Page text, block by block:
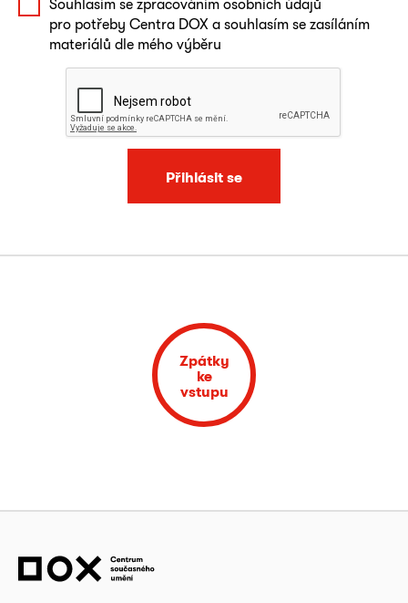
Souhlasím se zpracováním osobních údajů
pro potřeby Centra DOX a souhlasím se zasíláním
materiálů dle mého výběru
Přihlásit se
Zpátky
ke
vstupu